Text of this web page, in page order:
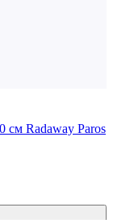
см Radaway Paros